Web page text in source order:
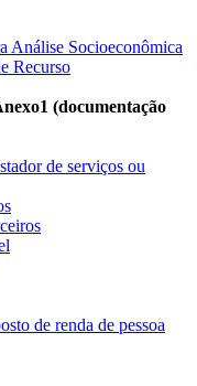
Análise Socioeconômica
Recurso
(documentação
de serviços ou
de renda de pessoa